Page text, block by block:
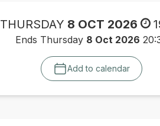
THURSDAY 8 OCT 2026
Ends Thursday 8 Oct 2026
Add to calendar